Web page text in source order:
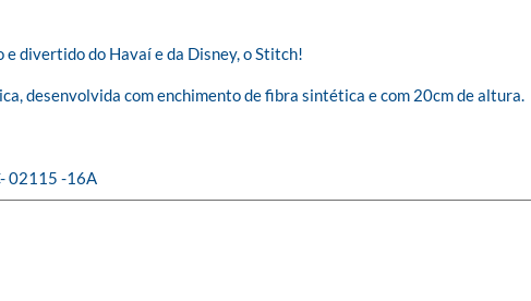
divertido do Havaí e da Disney, o Stitch!
desenvolvida com enchimento de fibra sintética e com 20cm de altura.
02115 -16A